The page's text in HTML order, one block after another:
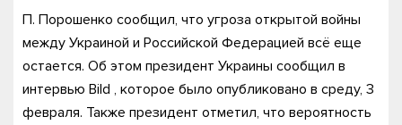
П. Порошенко сообщил, что угроза открытой войны
между Украиной и Российской Федерацией всё еще
остается. Об этом президент Украины сообщил в
интервью Bild , которое было опубликовано в среду, 3
февраля. Также президент отметил, что вероятность